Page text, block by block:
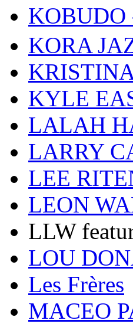
KORA
KYLE
LALAH
LARRY
LEE
LEON
LLW
LOU
Les Frères
MACEO